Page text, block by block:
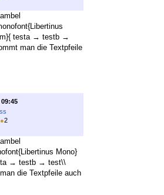
testa → testb →
man die Textpfeile
09:45
●2
Mono}
→ testb → test\\
die Textpfeile auch